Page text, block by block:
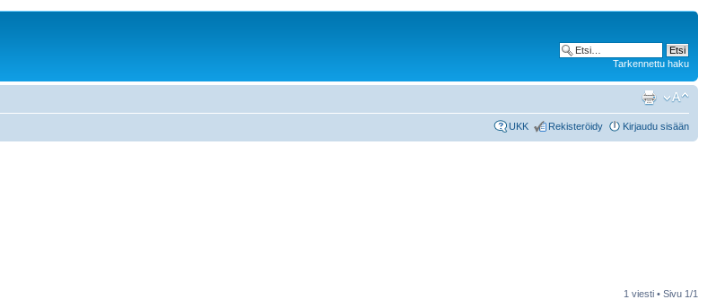
Tarkennettu haku
UKK Rekisteröidy Kirjaudu sisään
1 viesti • Sivu 1/1